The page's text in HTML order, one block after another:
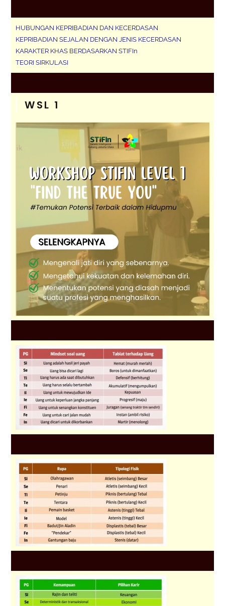
HUBUNGAN KEPRIBADIAN DAN KECERDASAN
KEPRIBADIAN SEJALAN DENGAN JENIS KECERDASAN
KARAKTER KHAS BERDASARKAN STIFIn
TEORI SIRKULASI
WSL 1